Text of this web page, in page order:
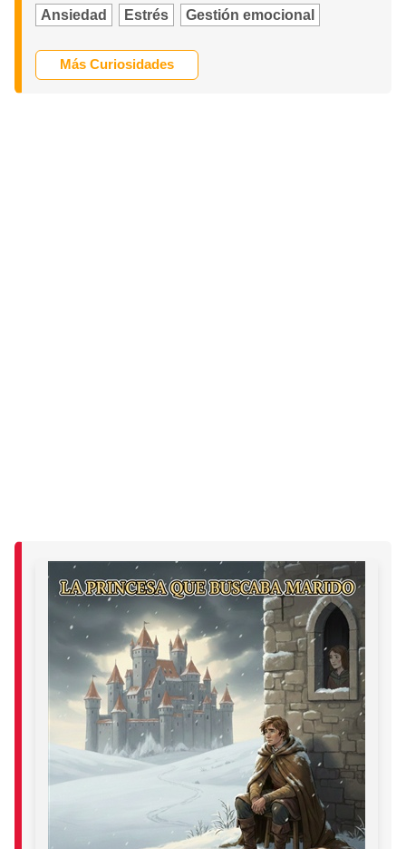
Ansiedad Estrés Gestión emocional
Más Curiosidades